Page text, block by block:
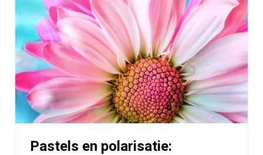
Pastels en polarisatie: